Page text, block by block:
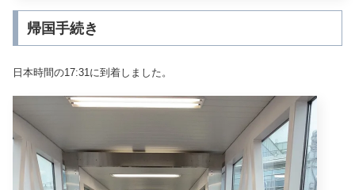
帰国手続き
日本時間の17:31に到着しました。